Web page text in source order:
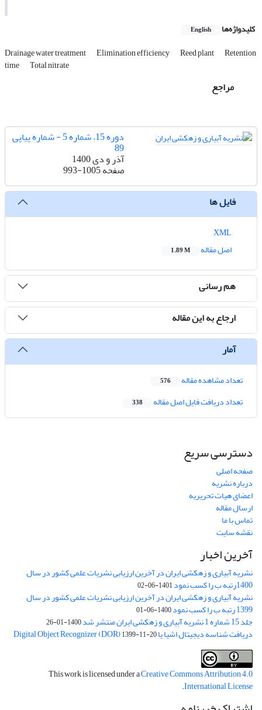
کلیدواژه‌ها English
Drainage water treatment Elimination efficiency Reed plant Retention
time Total nitrate
مراجع
دوره 15، شماره 5 - شماره پیاپی
89
آذر و دی 1400
صفحه993-1005
فایل ها
اصل مقاله
1.89 M
هم رسانی
ارجاع به این مقاله
آمار
تعداد مشاهده مقاله 576
تعداد دریافت فایل اصل مقاله 338
دسترسی سریع
صفحه اصلی
درباره نشریه
اعضای هیات تحریریه
ارسال مقاله
تماس با ما
نقشه سایت
آخرین اخبار
نشریه آبیاری و زهکشی ایران در آخرین ارزیابی نشریات علمی کشور در سال
1400رتبه ب را کسب نمود 1401-06-02
نشریه آبیاری و زهکشی ایران در آخرین ارزیابی نشریات علمی کشور در سال
1399 رتبه ب را کسب نمود 1400-06-01
جلد 15 شماره 1 نشریه آبیاری و زهکشی ایران منتشر شد 1400-01-26
دریافت شناسه دیجیتال اشیا یا Digital Object Recognizer (DOR)1399-11-20
This work is licensed under aCreative Commons Attribution 4.0
International License
.